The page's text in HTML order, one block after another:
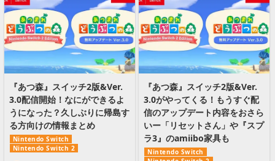
『あつ森』スイッチ2版&Ver.
3.0配信開始！なにができるよ
うになった？久しぶりに帰島す
る方向けの情報まとめ
Nintendo Switch
Nintendo Switch 2
『あつ森』スイッチ2版&Ver.
3.0がやってくる！もうすぐ配
信のアップデート内容をおさら
いー「リセットさん」や『スプ
ラ3』のamiibo家具も
Nintendo Switch